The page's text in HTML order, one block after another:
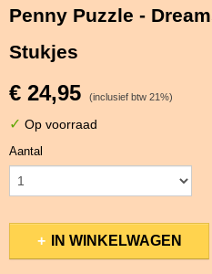
Penny Puzzle -
Stukjes
€ 24,95 (inclusief btw 21%)
✓ Op voorraad
Aantal
IN WINKELWAGEN